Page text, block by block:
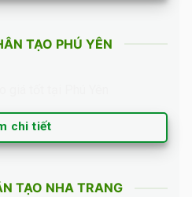
TẠO PHÚ YÊN
chi tiết
TẠO NHA TRANG